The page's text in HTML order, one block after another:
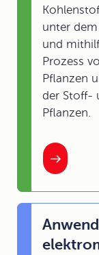
unter
und
Prozess
Pflanzen
der Stoff-
Pflanzen.